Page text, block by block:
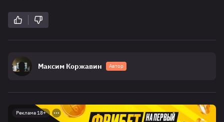
Максим Коржавин Автор
Реклама 18+